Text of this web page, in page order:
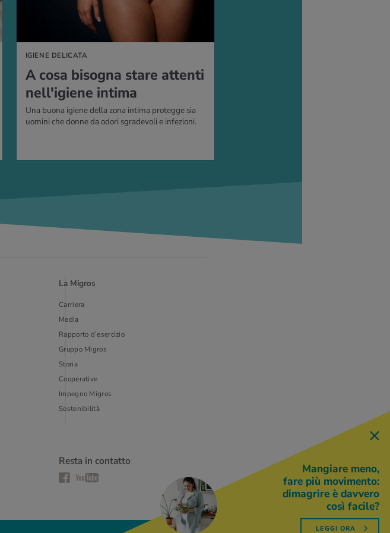
IGIENE DELICATA
A cosa bisogna stare attenti
nell'igiene intima
Una buona igiene della zona intima protegge sia
uomini che donne da odori sgradevoli e infezioni.
La Migros
Carriera
Media
Rapporto d’esercizio
Gruppo Migros
Storia
Cooperative
Impegno Migros
Sostenibilità
Resta in contatto
Facebook
YouTube
Mangiare meno,
fare più movimento:
dimagrire è davvero
così facile?
LEGGI ORA